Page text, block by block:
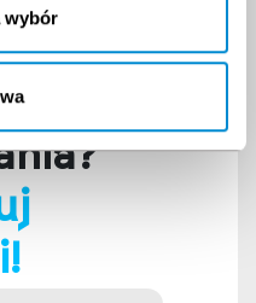
wybór